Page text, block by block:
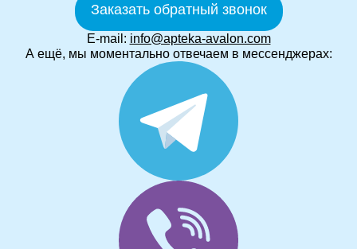
Заказать обратный звонок
E-mail: info@apteka-avalon.com
А ещё, мы моментально отвечаем в мессенджерах: